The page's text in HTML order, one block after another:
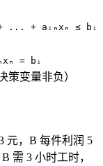
... + aᵢₙxₙ ≤ bᵢ
= bᵢ
策变量非负）
元，B 每件利润 5
需 3 小时工时，